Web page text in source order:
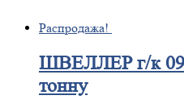
Распродажа!
ШВЕЛЛЕРг/к
тонну